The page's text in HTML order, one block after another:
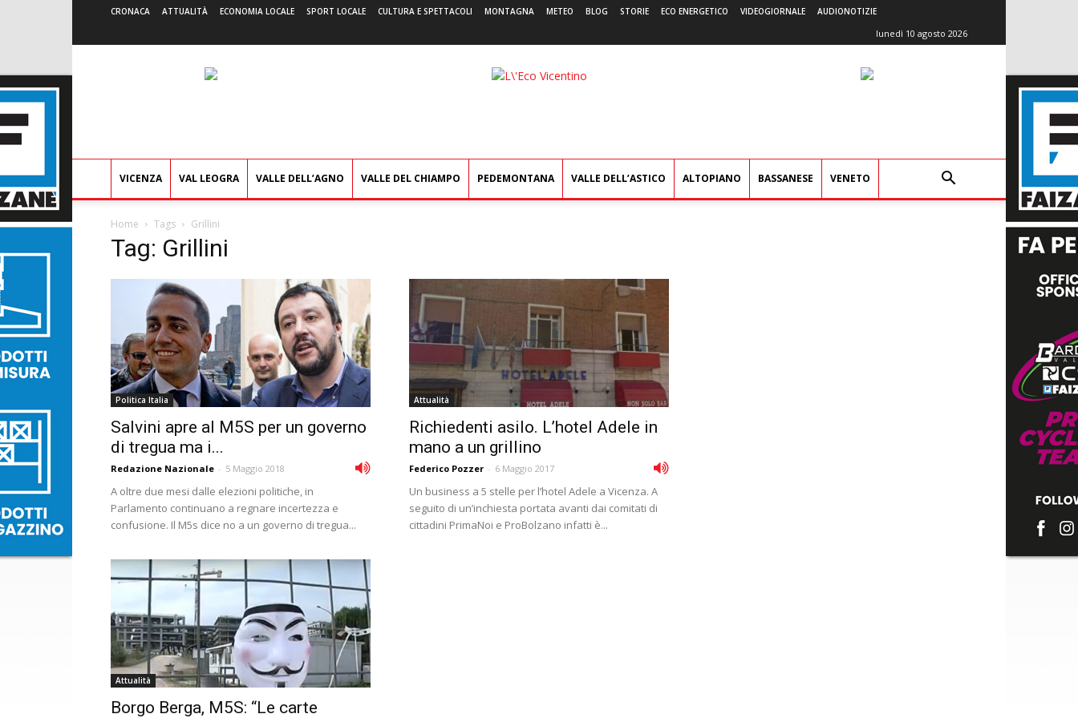
CRONACA ATTUALITÀ ECONOMIA LOCALE SPORT LOCALE CULTURA E SPETTACOLI MONTAGNA METEO BLOG STORIE ECO ENERGETICO VIDEOGIORNALE AUDIONOTIZIE
lunedì 10 agosto 2026
L'Eco
VICENZA VAL LEOGRA VALLE DELL’AGNO VALLE DEL CHIAMPO PEDEMONTANA VALLE DELL’ASTICO ALTOPIANO BASSANESE VENETO
Home Tags Grillini
Tag: Grillini
Politica Italia
Salvini apre al M5S per un governo
di tregua ma i...
Redazione Nazionale - 5 Maggio 2018
A oltre due mesi dalle elezioni politiche, in
Parlamento continuano a regnare incertezza e
confusione. Il M5s dice no a un governo di tregua...
Attualità
Richiedenti asilo. L’hotel Adele in
mano a un grillino
Federico Pozzer - 6 Maggio 2017
Un business a 5 stelle per l’hotel Adele a Vicenza. A
seguito di un’inchiesta portata avanti dai comitati di
cittadini PrimaNoi e ProBolzano infatti è...
Attualità
Borgo Berga, M5S: “Le carte